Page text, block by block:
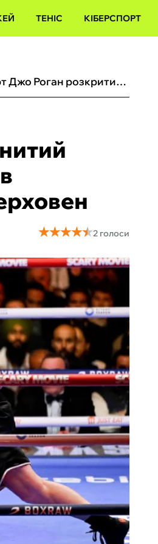
ТЕНІС КІБЕРСПОРТ
«Уся ця ситуація – маячня»: знаменитий експерт Джо Роган розкритикував скандальну зупинку бою Усик – Верховен
★★★★★
★★★★★2 голоси